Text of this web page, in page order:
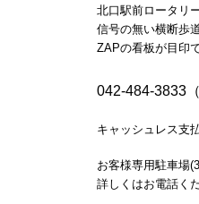
北口駅前ロータリ
信号の無い横断歩
ZAPの看板が目印で
042-484-3833
キャッシュレス支
お客様専用駐車場
詳しくはお電話くだ